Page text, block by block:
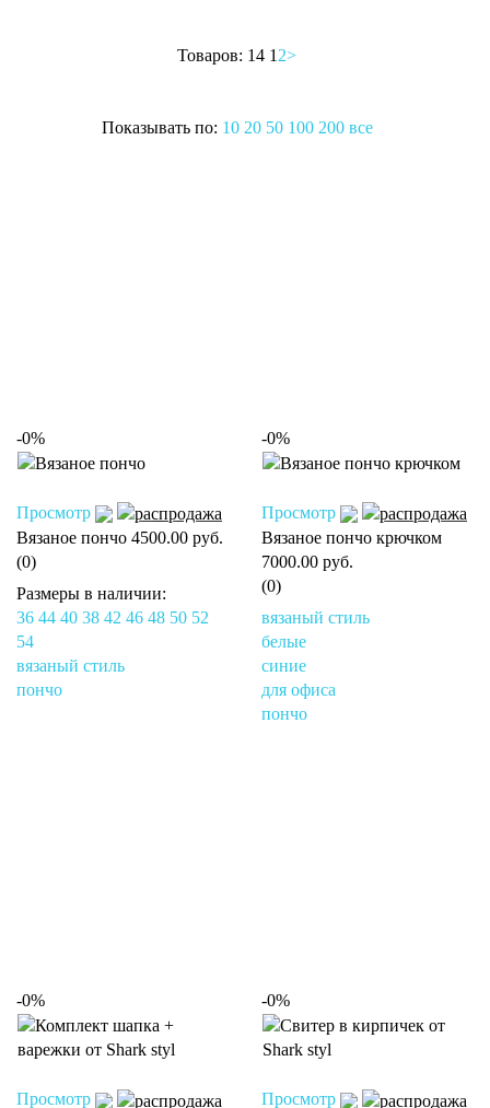
Товаров: 14 1 2>
Показывать по: 10 20 50 100 200 все
-0%
Просмотр
Вязаное пончо 4500.00 руб.
(0)
Размеры в наличии:
36 44 40 38 42 46 48 50 52
54
вязаный стиль
пончо
-0%
Просмотр
Вязаное пончо крючком
7000.00 руб.
(0)
вязаный стиль
белые
синие
для офиса
пончо
-0%
Просмотр
-0%
Просмотр